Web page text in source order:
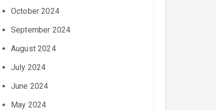
October 2024
September 2024
August 2024
July 2024
June 2024
May 2024